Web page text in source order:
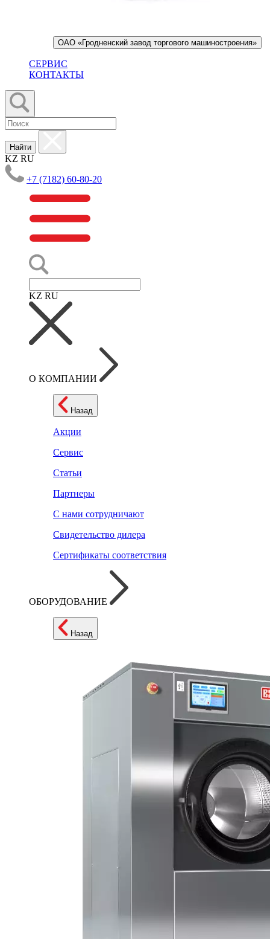
ОАО «Гродненский завод торгового машиностроения»
СЕРВИС
КОНТАКТЫ
Найти
KZ RU
+7 (7182) 60-80-20
KZ RU
О КОМПАНИИ
Назад
Акции
Сервис
Статьи
Партнеры
С нами сотрудничают
Свидетельство дилера
Сертификаты соответствия
ОБОРУДОВАНИЕ
Назад